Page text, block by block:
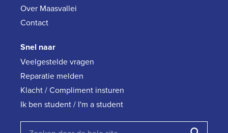
Over Maasvallei
Contact
Snel naar
Veelgestelde vragen
Reparatie melden
Klacht / Compliment insturen
Ik ben student / I'm a student